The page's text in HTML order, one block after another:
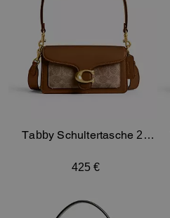
Tabby Schultertasche 20
425 €